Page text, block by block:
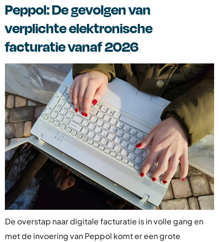
Peppol: De gevolgen van
verplichte elektronische
facturatie vanaf 2026
De overstap naar digitale facturatie is in volle gang en
met de invoering van Peppol komt er een grote